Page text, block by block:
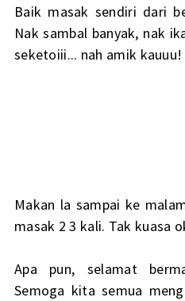
Baik masak sendiri dari
Nak sambal banyak, nak
seketoiii... nah amik kauuu!
Makan la sampai ke
masak 2 3 kali. Tak kuasa
Apa pun, selamat
Semoga kita semua